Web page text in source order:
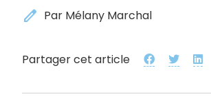
edit Par Mélany Marchal
Partager cet article